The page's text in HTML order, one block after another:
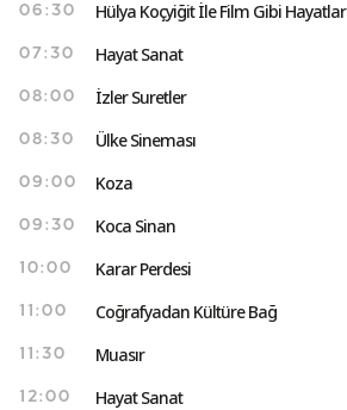
06:30 Hülya Koçyiğit İle Film Gibi Hayatlar
07:30 Hayat Sanat
08:00 İzler Suretler
08:30 Ülke Sineması
09:00 Koza
09:30 Koca Sinan
10:00 Karar Perdesi
11:00 Coğrafyadan Kültüre Bağ
11:30 Muasır
12:00 Hayat Sanat